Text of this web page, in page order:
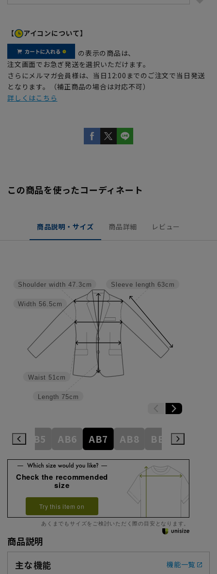
【 アイコンについて】
の表示の商品は、
注文画面でお急ぎ発送を選択いただけます。
さらにメルマガ会員様は、当日12:00までのご注文で当日発送
となります。（補正商品の場合は対応不可）
詳しくはこちら
この商品を使ったコーディネート
商品説明・サイズ 商品詳細 レビュー
Sleeve length 63cm
Length 75cm
Waist 51cm
Width 56.5cm
Shoulder width 47.3cm
AB5 AB6 AB7 AB8 BE3 BE4
Check the recommended
size
Try this item on
あくまでもサイズをご検討いただく際の目安となります。
商品説明
主な機能
機能一覧